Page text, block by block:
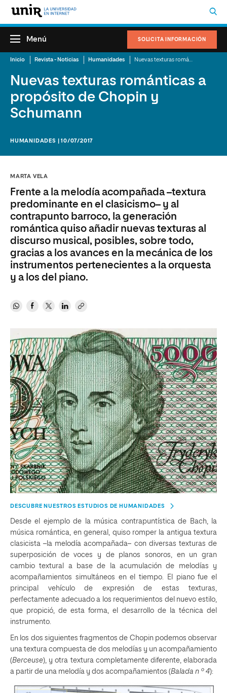
SOLICITA INFORMACIÓN
Menú
Inicio Revista - Noticias Humanidades
Nuevas texturas románticas a
propósito de Chopin y
Schumann
HUMANIDADES | 10/07/2017
MARTA VELA
Frente a la melodía acompañada –textura
predominante en el clasicismo– y al
contrapunto barroco, la generación
romántica quiso añadir nuevas texturas al
discurso musical, posibles, sobre todo,
gracias a los avances en la mecánica de los
instrumentos pertenecientes a la orquesta
y a los del piano.
DESCUBRE NUESTROS ESTUDIOS DE HUMANIDADES
Desde el ejemplo de la música contrapuntística de Bach, la
música romántica, en general, quiso romper la antigua textura
clasicista –la melodía acompañada– con diversas texturas de
superposición de voces y de planos sonoros, en un gran
cambio textural a base de la acumulación de melodías y
acompañamientos simultáneos en el tiempo. El piano fue el
principal vehículo de expresión de estas texturas,
perfectamente adecuado a los requerimientos del nuevo estilo,
que propició, de esta forma, el desarrollo de la técnica del
instrumento.
En los dos siguientes fragmentos de Chopin podemos observar
una textura compuesta de dos melodías y un acompañamiento
(Berceuse), y otra textura completamente diferente, elaborada
a partir de una melodía y dos acompañamientos (Balada n º 4):